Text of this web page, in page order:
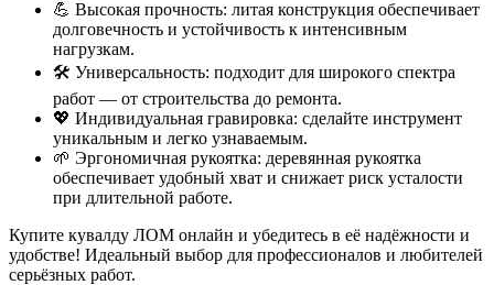
💪 Высокая прочность: литая конструкция обеспечивает
долговечность и устойчивость к интенсивным
нагрузкам.
🛠 Универсальность: подходит для широкого спектра
работ — от строительства до ремонта.
💖 Индивидуальная гравировка: сделайте инструмент
уникальным и легко узнаваемым.
🌱 Эргономичная рукоятка: деревянная рукоятка
обеспечивает удобный хват и снижает риск усталости
при длительной работе.
Купите кувалду ЛОМ онлайн и убедитесь в её надёжности и
удобстве! Идеальный выбор для профессионалов и любителей
серьёзных работ.